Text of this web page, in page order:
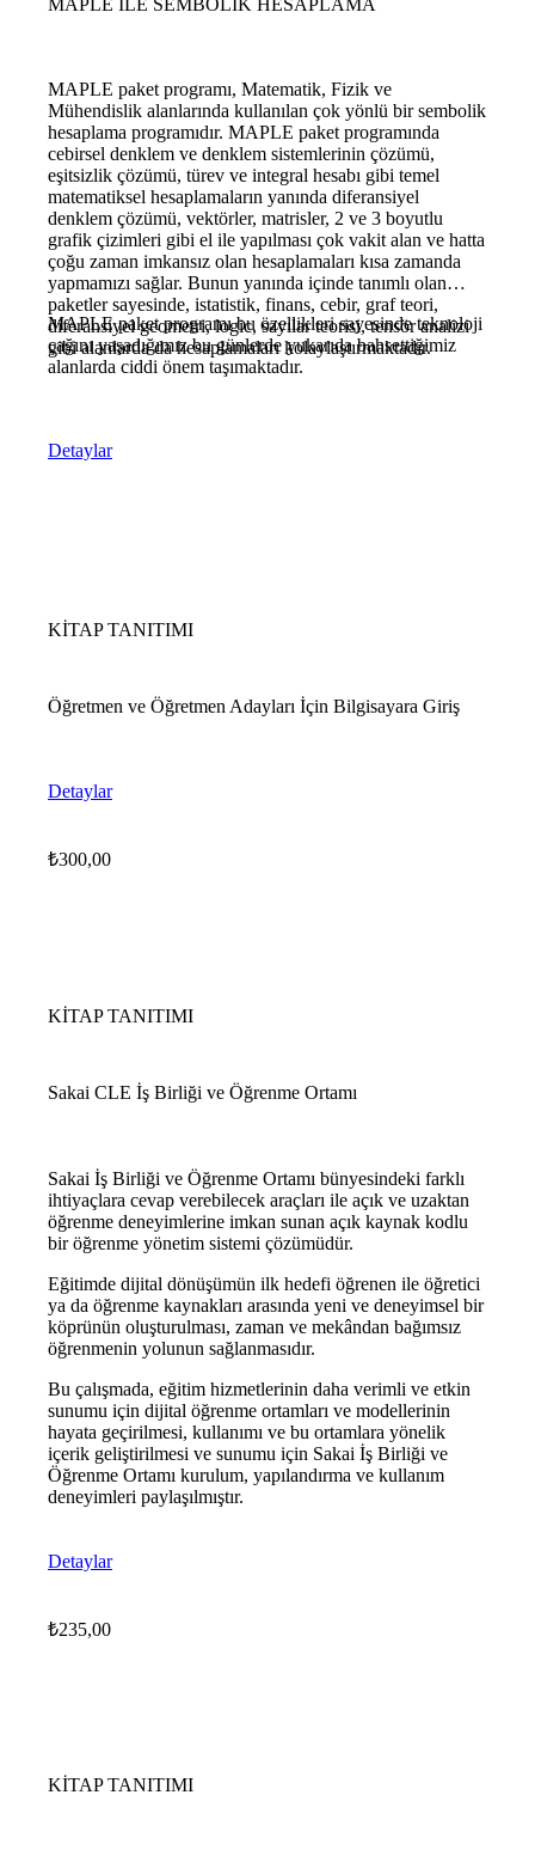
MAPLE İLE SEMBOLİK HESAPLAMA
MAPLE paket programı, Matematik, Fizik ve
Mühendislik alanlarında kullanılan çok yönlü bir sembolik
hesaplama programıdır. MAPLE paket programında
cebirsel denklem ve denklem sistemlerinin çözümü,
eşitsizlik çözümü, türev ve integral hesabı gibi temel
matematiksel hesaplamaların yanında diferansiyel
denklem çözümü, vektörler, matrisler, 2 ve 3 boyutlu
grafik çizimleri gibi el ile yapılması çok vakit alan ve hatta
çoğu zaman imkansız olan hesaplamaları kısa zamanda
yapmamızı sağlar. Bunun yanında içinde tanımlı olan
paketler sayesinde, istatistik, finans, cebir, graf teori,
diferansiyel geometri, logic, sayılar teorisi, tensör analizi
gibi alanlarda da hesaplamaları kolaylaştırmaktadır.
MAPLE paket programı bu özellikleri sayesinde teknoloji
çağını yaşadığımız bu günlerde yukarıda bahsettiğimiz
alanlarda ciddi önem taşımaktadır.
Detaylar
KİTAP TANITIMI
Öğretmen ve Öğretmen Adayları İçin Bilgisayara Giriş
Detaylar
₺300,00
KİTAP TANITIMI
Sakai CLE İş Birliği ve Öğrenme Ortamı
Sakai İş Birliği ve Öğrenme Ortamı bünyesindeki farklı
ihtiyaçlara cevap verebilecek araçları ile açık ve uzaktan
öğrenme deneyimlerine imkan sunan açık kaynak kodlu
bir öğrenme yönetim sistemi çözümüdür.
Eğitimde dijital dönüşümün ilk hedefi öğrenen ile öğretici
ya da öğrenme kaynakları arasında yeni ve deneyimsel bir
köprünün oluşturulması, zaman ve mekândan bağımsız
öğrenmenin yolunun sağlanmasıdır.
Bu çalışmada, eğitim hizmetlerinin daha verimli ve etkin
sunumu için dijital öğrenme ortamları ve modellerinin
hayata geçirilmesi, kullanımı ve bu ortamlara yönelik
içerik geliştirilmesi ve sunumu için Sakai İş Birliği ve
Öğrenme Ortamı kurulum, yapılandırma ve kullanım
deneyimleri paylaşılmıştır.
Detaylar
₺235,00
KİTAP TANITIMI